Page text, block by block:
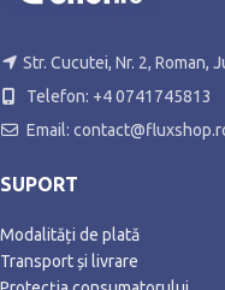
Str. Cucutei, Nr. 2, Roman,
Telefon: +4 0741745813
Email:
SUPORT
Modalități de plată
Transport și livrare